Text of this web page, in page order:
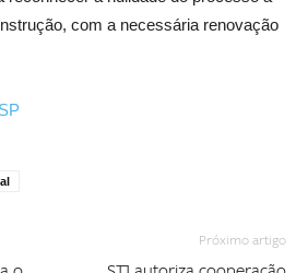
com a necessária renovação
Próximo artigo